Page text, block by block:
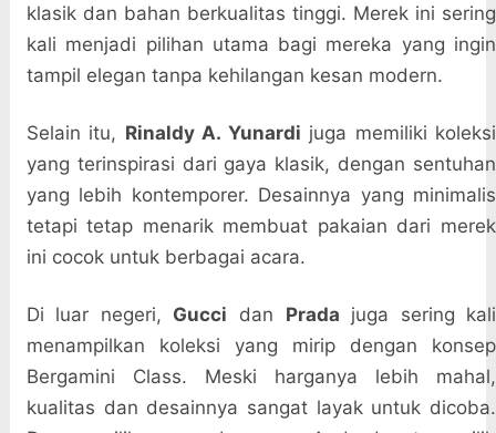
klasik dan bahan berkualitas tinggi. Merek ini sering
kali menjadi pilihan utama bagi mereka yang ingin
tampil elegan tanpa kehilangan kesan modern.
Selain itu, Rinaldy A. Yunardi juga memiliki koleksi
yang terinspirasi dari gaya klasik, dengan sentuhan
yang lebih kontemporer. Desainnya yang minimalis
tetapi tetap menarik membuat pakaian dari merek
ini cocok untuk berbagai acara.
Di luar negeri, Gucci dan Prada juga sering kali
menampilkan koleksi yang mirip dengan konsep
Bergamini Class. Meski harganya lebih mahal,
kualitas dan desainnya sangat layak untuk dicoba.